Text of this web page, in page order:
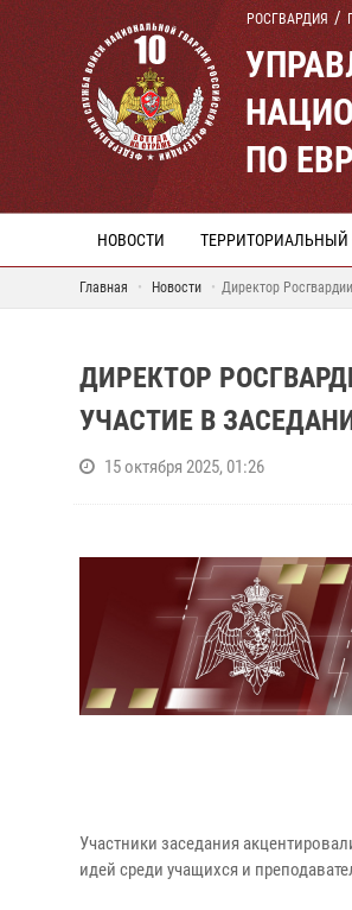
РОСГВАРДИЯ
ПО
НОВОСТИ ТЕРРИТОРИАЛЬНЫЙ
Главная Новости Директор
ДИРЕКТОР
УЧАСТИЕ В
15 октября 2025, 01:26
Участники заседания
идей среди учащихся и